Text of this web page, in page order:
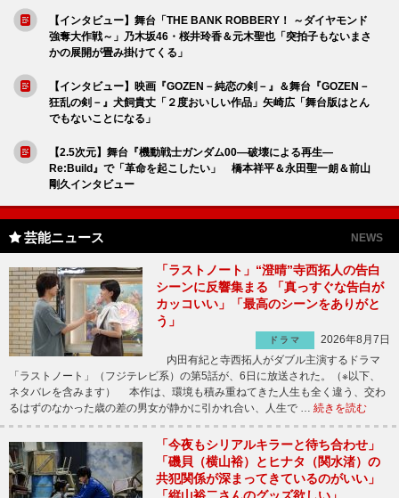
【インタビュー】舞台「THE BANK ROBBERY！ ～ダイヤモンド
強奪大作戦～」乃木坂46・桜井玲香＆元木聖也「突拍子もないまさ
かの展開が畳み掛けてくる」
【インタビュー】映画『GOZEN－純恋の剣－』＆舞台『GOZEN－
狂乱の剣－』犬飼貴丈「２度おいしい作品」矢崎広「舞台版はとん
でもないことになる」
【2.5次元】舞台『機動戦士ガンダム00—破壊による再生—
Re:Build』で「革命を起こしたい」 橋本祥平＆永田聖一朗＆前山
剛久インタビュー
芸能ニュース NEWS
「ラストノート」“澄晴”寺西拓人の告白
シーンに反響集まる 「真っすぐな告白が
カッコいい」「最高のシーンをありがと
う」
ドラマ
2026年8月7日
内田有紀と寺西拓人がダブル主演するドラマ
「ラストノート」（フジテレビ系）の第5話が、6日に放送された。（※以下、
ネタバレを含みます） 本作は、環境も積み重ねてきた人生も全く違う、交わ
るはずのなかった歳の差の男女が静かに引かれ合い、人生で … 続きを読む
「今夜もシリアルキラーと待ち合わせ」
「磯貝（横山裕）とヒナタ（関水渚）の
共犯関係が深まってきているのがいい」
「縦山裕二さんのグッズ欲しい」